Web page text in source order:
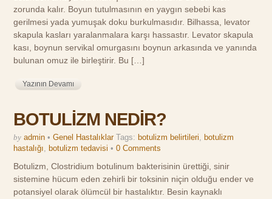
zorunda kalır. Boyun tutulmasının en yaygın sebebi kas
gerilmesi yada yumuşak doku burkulmasıdır. Bilhassa, levator
skapula kasları yaralanmalara karşı hassastır. Levator skapula
kası, boynun servikal omurgasını boynun arkasında ve yanında
bulunan omuz ile birleştirir. Bu […]
Yazının Devamı
BOTULİZM NEDİR?
by admin • Genel Hastalıklar Tags: botulizm belirtileri, botulizm
hastalığı, botulizm tedavisi •0 Comments
Botulizm, Clostridium botulinum bakterisinin ürettiği, sinir
sistemine hücum eden zehirli bir toksinin niçin olduğu ender ve
potansiyel olarak ölümcül bir hastalıktır. Besin kaynaklı